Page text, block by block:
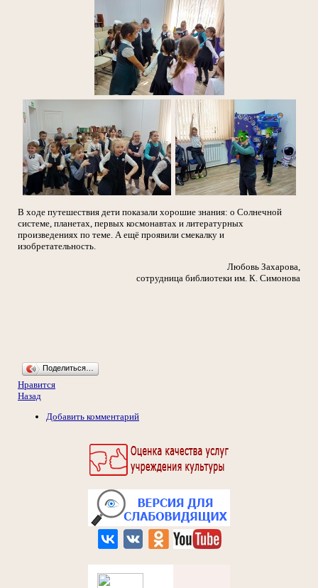
В ходе путешествия дети показали хорошие знания: о Солнечной
системе, планетах, первых космонавтах и литературных
произведениях по теме. А ещё проявили смекалку и
изобретательность.
Любовь Захарова,
сотрудница библиотеки им. К. Симонова
Поделиться…
Нравится
Назад
Добавить комментарий